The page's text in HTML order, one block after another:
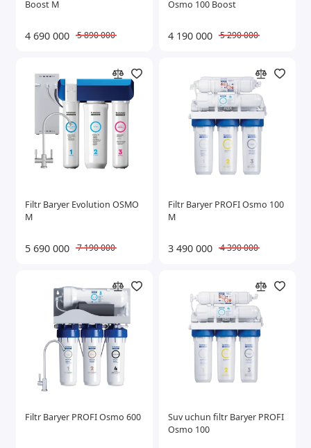
Boost M
4 690 000 5 890 000
Osmo 100 Boost
4 190 000 5 290 000
Filtr Baryer Evolution OSMO
M
5 690 000 7 190 000
Filtr Baryer PROFI Osmo 100
M
3 490 000 4 390 000
Filtr Baryer PROFI Osmo 600
Suv uchun filtr Baryer PROFI
Osmo 100